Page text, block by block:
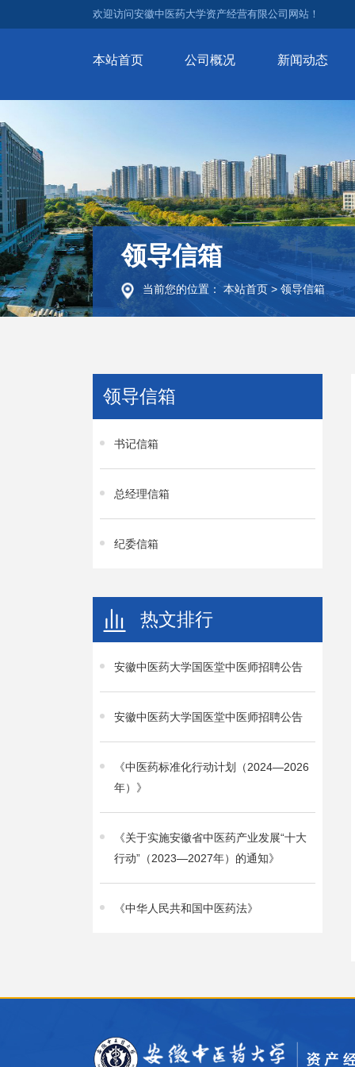
欢迎访问安徽中医药大学资产经营有限公司网站！
本站首页 公司概况 新闻动态
领导信箱
当前您的位置： 本站首页> 领导信箱
领导信箱
书记信箱
总经理信箱
纪委信箱
热文排行
安徽中医药大学国医堂中医师招聘公告
安徽中医药大学国医堂中医师招聘公告
《中医药标准化行动计划（2024—2026
年）》
《关于实施安徽省中医药产业发展“十大
行动”（2023—2027年）的通知》
《中华人民共和国中医药法》